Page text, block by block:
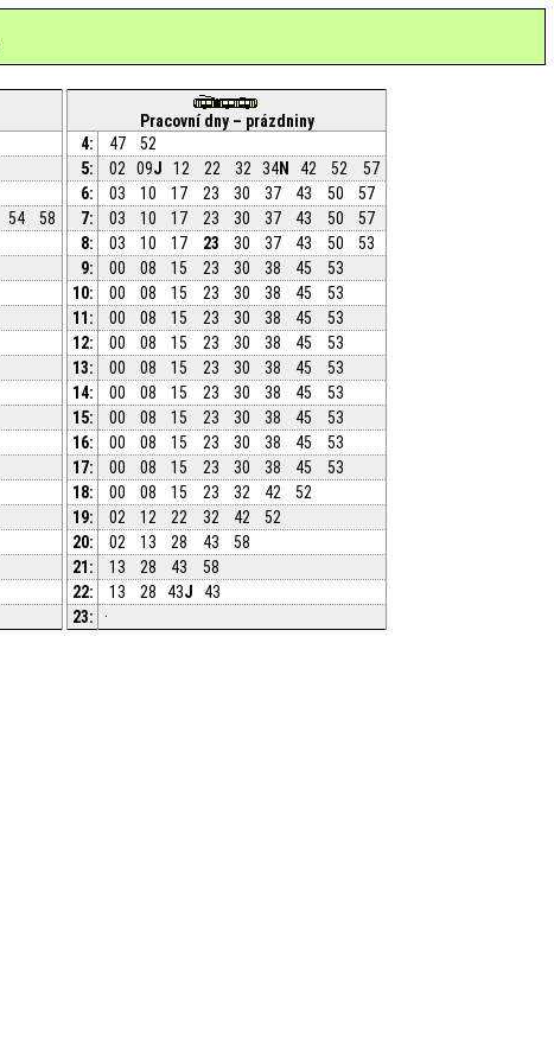
54
58
Pracovní dny – prázdniny
4:
47
52
5:
02 09J 12 22 32 34N 42 52
57
6:
03 10 17 23 30 37 43 50
57
7:
03 10 17 23 30 37 43 50
57
8:
03 10 17 23 30 37 43 50
53
9:
00 08 15 23 30 38 45
53
10:
00 08 15 23 30 38 45
53
11:
00 08 15 23 30 38 45
53
12:
00 08 15 23 30 38 45
53
13:
00 08 15 23 30 38 45
53
14:
00 08 15 23 30 38 45
53
15:
00 08 15 23 30 38 45
53
16:
00 08 15 23 30 38 45
53
17:
00 08 15 23 30 38 45
53
18:
00 08 15 23 32 42
52
19:
02 12 22 32 42
52
20:
02 13 28 43
58
21:
13 28 43
58
22:
13 28 43J
43
23:
·